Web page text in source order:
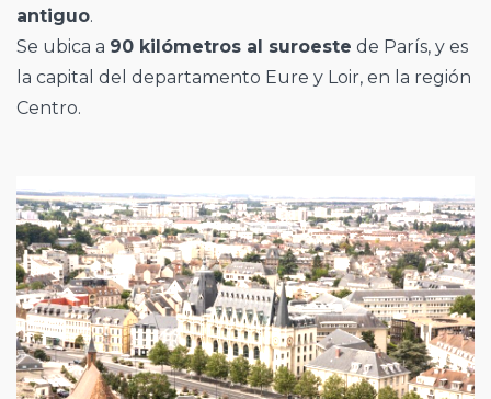
antiguo.
Se ubica a 90 kilómetros al suroeste de París, y es
la capital del departamento Eure y Loir, en la región
Centro.